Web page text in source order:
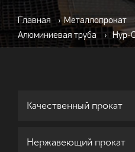
Главная › Металлопрокат
Алюминиевая труба
› Нур-
Качественный прокат
Нержавеющий прокат